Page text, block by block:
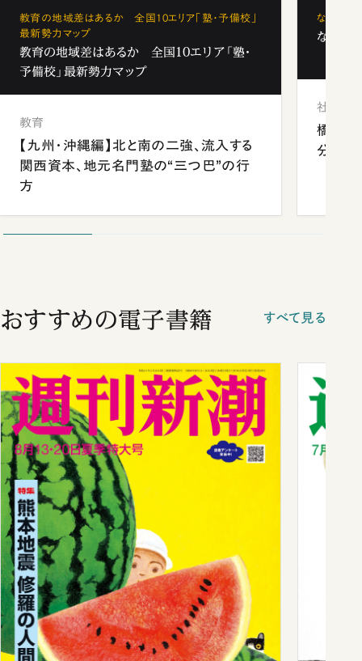
教育の地域差はあるか 全国10エリア「塾・予備校」
最新勢力マップ
教育の地域差はあるか 全国10エリア「塾・
予備校」最新勢力マップ
教育
【九州・沖縄編】北と南の二強、流入する
関西資本、地元名門塾の“三つ巴”の行
方
なぜ「フ
なぜ「
社会
橋本愛
分 佐
おすすめの電子書籍 すべて見る